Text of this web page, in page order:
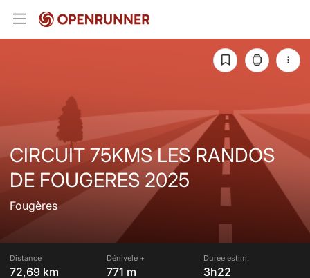
CIRCUIT 75KMS LES RANDOS
DE FOUGERES 2025
Fougères
Distance
72,69 km
Dénivelé +
771 m
Durée estim.
3h22